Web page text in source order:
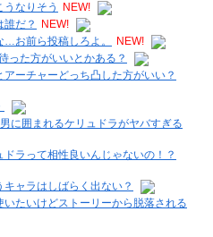
うなりそう
NEW!
誰だ？
NEW!
…お前ら投稿しろよ。
NEW!
った方がいいとかある？
アーチャーどっち凸した方がいい？
に囲まれるケリュドラがヤバすぎる
ドラって相性良いんじゃないの！？
キャラはしばらく出ない？
いたいけどストーリーから脱落される